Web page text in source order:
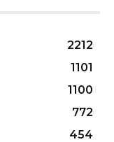
2212
1101
1100
772
454